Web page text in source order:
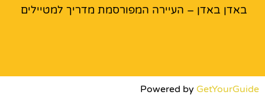
באדן באדן – העיירה המפורסמת מדריך למטיילים
Powered by GetYourGuide